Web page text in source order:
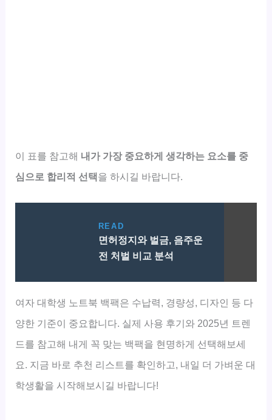
이 표를 참고해 내가 가장 중요하게 생각하는 요소를 중
심으로 합리적 선택을 하시길 바랍니다.
READ
면허정지와 벌금, 음주운
전 처벌 비교 분석
여자 대학생 노트북 백팩은 수납력, 경량성, 디자인 등 다
양한 기준이 중요합니다. 실제 사용 후기와 2025년 트렌
드를 참고해 내게 꼭 맞는 백팩을 현명하게 선택해보세
요. 지금 바로 추천 리스트를 확인하고, 내일 더 가벼운 대
학생활을 시작해보시길 바랍니다!